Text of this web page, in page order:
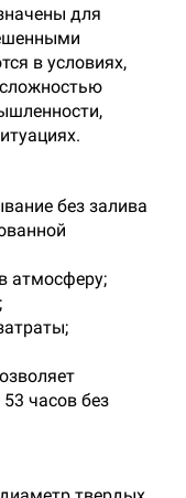
для
в условиях,
без залива
атмосферу;
часов без